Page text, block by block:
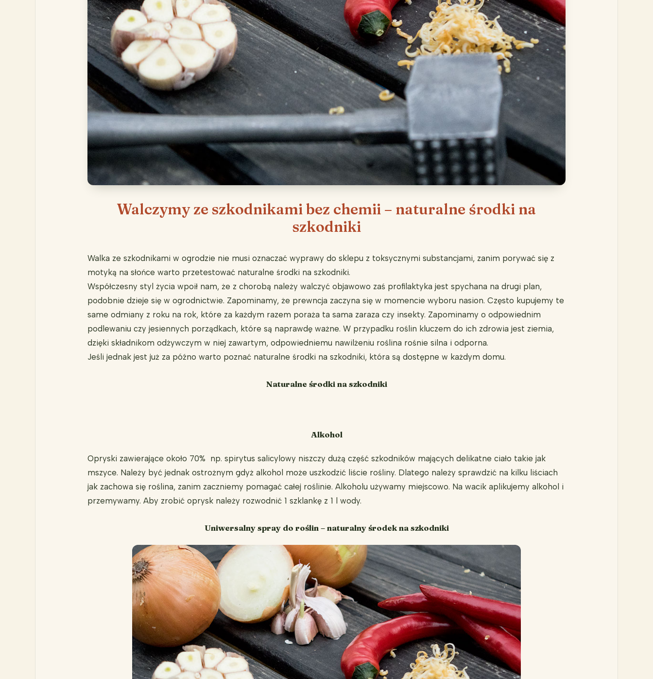
Walczymy ze szkodnikami bez chemii – naturalne środki na
szkodniki
Walka ze szkodnikami w ogrodzie nie musi oznaczać wyprawy do sklepu z toksycznymi substancjami, zanim porywać się z
motyką na słońce warto przetestować naturalne środki na szkodniki.
Współczesny styl życia wpoił nam, że z chorobą należy walczyć objawowo zaś profilaktyka jest spychana na drugi plan,
podobnie dzieje się w ogrodnictwie. Zapominamy, że prewncja zaczyna się w momencie wyboru nasion. Często kupujemy te
same odmiany z roku na rok, które za każdym razem poraża ta sama zaraza czy insekty. Zapominamy o odpowiednim
podlewaniu czy jesiennych porządkach, które są naprawdę ważne. W przypadku roślin kluczem do ich zdrowia jest ziemia,
dzięki składnikom odżywczym w niej zawartym, odpowiedniemu nawilżeniu roślina rośnie silna i odporna.
Jeśli jednak jest już za późno warto poznać naturalne środki na szkodniki, która są dostępne w każdym domu.
Naturalne środki na szkodniki
Alkohol
Opryski zawierające około 70% np. spirytus salicylowy niszczy dużą część szkodników mających delikatne ciało takie jak
mszyce. Należy być jednak ostrożnym gdyż alkohol może uszkodzić liście rośliny. Dlatego należy sprawdzić na kilku liściach
jak zachowa się roślina, zanim zaczniemy pomagać całej roślinie. Alkoholu używamy miejscowo. Na wacik aplikujemy alkohol i
przemywamy. Aby zrobić oprysk należy rozwodnić 1 szklankę z 1 l wody.
Uniwersalny spray do roślin – naturalny środek na szkodniki